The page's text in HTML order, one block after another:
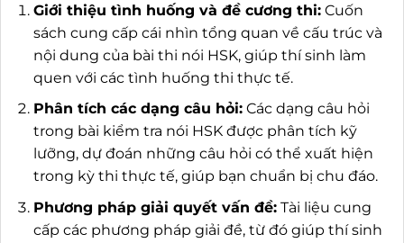
Giới thiệu tình huống và đề cương thi:Cuốn
sách cung cấp cái nhìn tổng quan về cấu trúc và
nội dung của bài thi nói HSK, giúp thí sinh làm
quen với các tình huống thi thực tế.
Phân tích các dạng câu hỏi:Các dạng câu hỏi
trong bài kiểm tra nói HSK được phân tích kỹ
lưỡng, dự đoán những câu hỏi có thể xuất hiện
trong kỳ thi thực tế, giúp bạn chuẩn bị chu đáo.
Phương pháp giải quyết vấn đề:Tài liệu cung
cấp các phương pháp giải đề, từ đó giúp thí sinh